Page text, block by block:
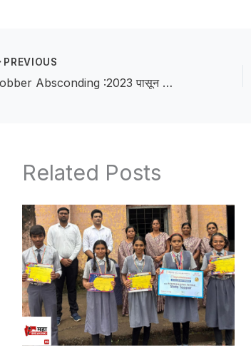
PREVIOUS
Robber Absconding :2023 पासून फरार दरोडेखोर अटकेत; स्थानिक गुन्हे शाखेची मोठी कामगिरी
Related Posts